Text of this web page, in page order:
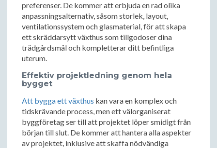
preferenser. De kommer att erbjuda en rad olika
anpassningsalternativ, såsom storlek, layout,
ventilationssystem och glasmaterial, för att skapa
ett skräddarsytt växthus som tillgodoser dina
trädgårdsmål och kompletterar ditt befintliga
uterum.
Effektiv projektledning genom hela
bygget
Att bygga ett växthus kan vara en komplex och
tidskrävande process, men ett välorganiserat
byggföretag ser till att projektet löper smidigt från
början till slut. De kommer att hantera alla aspekter
av projektet, inklusive att skaffa nödvändiga